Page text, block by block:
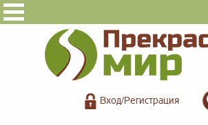
Вход/Регистрация